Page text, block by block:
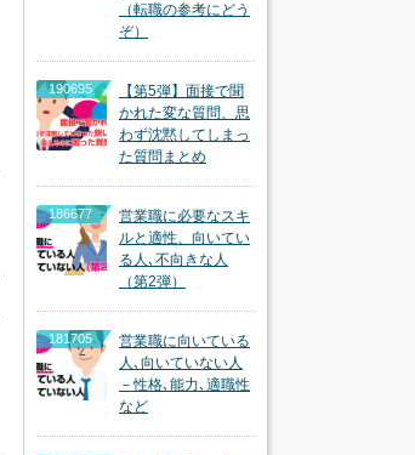
（転職の参考にどう
ぞ）
190695
【第5弾】面接で聞
かれた変な質問、思
わず沈黙してしまっ
た質問まとめ
186677
営業職に必要なスキ
ルと適性、向いてい
る人､不向きな人
（第2弾）
181705
営業職に向いている
人､向いていない人
－性格､能力､適職性
など